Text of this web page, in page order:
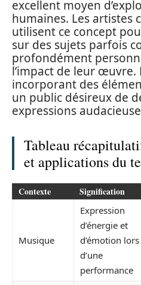
excellent moyen
humaines. Les artistes
utilisent ce concept
sur des sujets parfois
profondément
l’impact de leur œuvre.
incorporant des
un public désireux de
expressions
Tableau
et applications du
Contexte Signification
Musique
Expression
d’énergie et
d’émotion lors
d’une
performance